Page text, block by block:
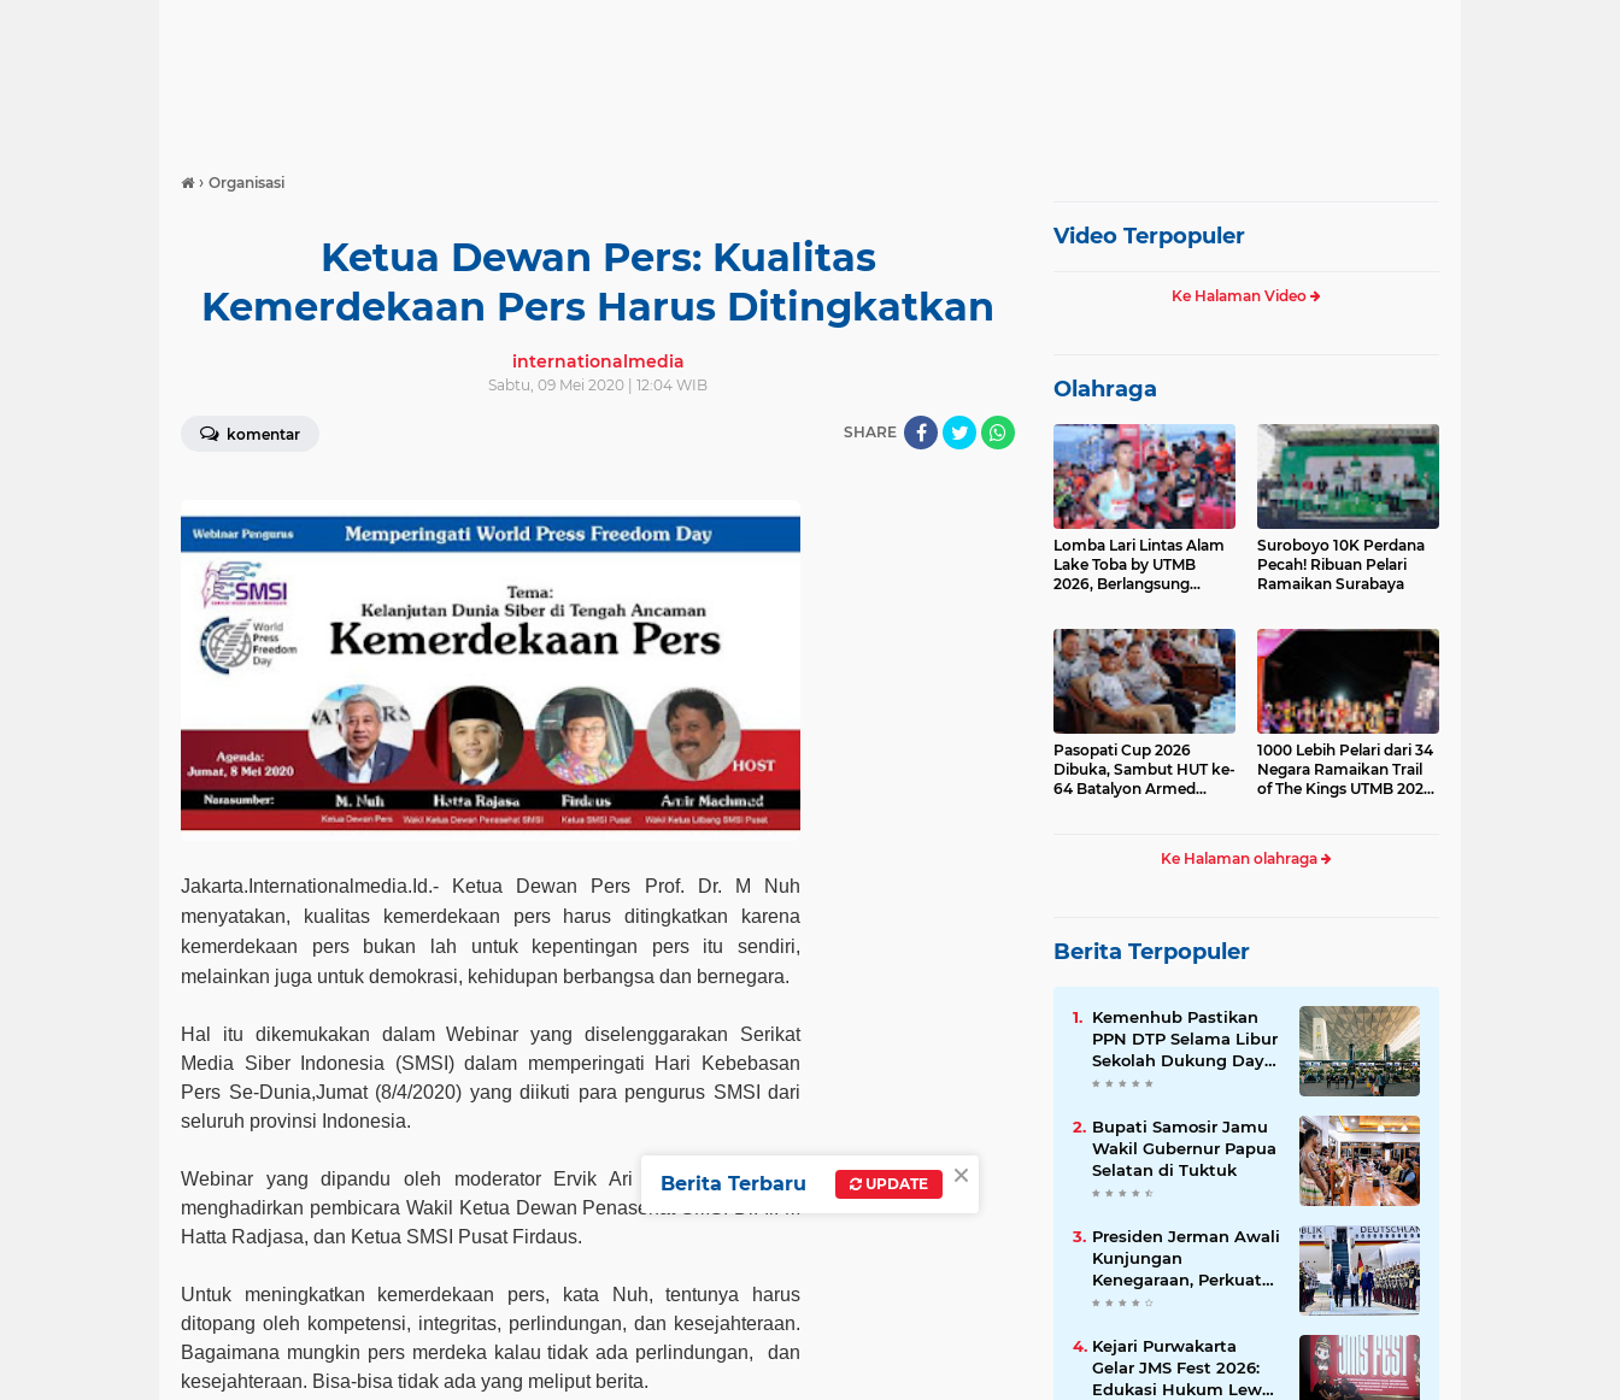
› Organisasi
Ketua Dewan Pers: Kualitas
Kemerdekaan Pers Harus Ditingkatkan
internationalmedia
Sabtu, 09 Mei 2020 | 12:04 WIB
komentar SHARE
Jakarta.Internationalmedia.Id.- Ketua Dewan Pers Prof. Dr. M Nuh
menyatakan, kualitas kemerdekaan pers harus ditingkatkan karena
kemerdekaan pers bukan lah untuk kepentingan pers itu sendiri,
melainkan juga untuk demokrasi, kehidupan berbangsa dan bernegara.
Hal itu dikemukakan dalam Webinar yang diselenggarakan Serikat
Media Siber Indonesia (SMSI) dalam memperingati Hari Kebebasan
Pers Se-Dunia,Jumat (8/4/2020) yang diikuti para pengurus SMSI dari
seluruh provinsi Indonesia.
Webinar yang dipandu oleh moderator Ervik Ari Susanto itu juga
menghadirkan pembicara Wakil Ketua Dewan Penasehat SMSI Dr. Ir. M
Hatta Radjasa, dan Ketua SMSI Pusat Firdaus.
Untuk meningkatkan kemerdekaan pers, kata Nuh, tentunya harus
ditopang oleh kompetensi, integritas, perlindungan, dan kesejahteraan.
Bagaimana mungkin pers merdeka kalau tidak ada perlindungan,
dan
kesejahteraan. Bisa-bisa tidak ada yang meliput berita.
Video Terpopuler
Ke Halaman Video
Olahraga
Lomba Lari Lintas Alam
Lake Toba by UTMB
2026, Berlangsung
Suroboyo 10K Perdana
Pecah! Ribuan Pelari
Ramaikan Surabaya
Pasopati Cup 2026
Dibuka, Sambut HUT ke-
64 Batalyon Armed
1000 Lebih Pelari dari 34
Negara Ramaikan Trail
of The Kings UTMB 2026
Ke Halaman olahraga
Berita Terpopuler
Kemenhub Pastikan
PPN DTP Selama Libur
Sekolah Dukung Daya
Beli Masyarakat
Bupati Samosir Jamu
Wakil Gubernur Papua
Selatan di Tuktuk
Presiden Jerman Awali
Kunjungan
Kenegaraan, Perkuat
Kemitraan Strategis
Kejari Purwakarta
Gelar JMS Fest 2026:
Edukasi Hukum Lewat
×
Berita Terbaru UPDATE